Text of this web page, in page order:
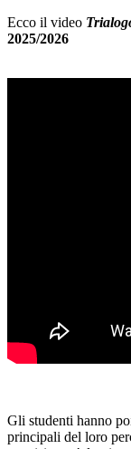
Ecco il video
2025/2026
Gli studenti hanno
principali del loro